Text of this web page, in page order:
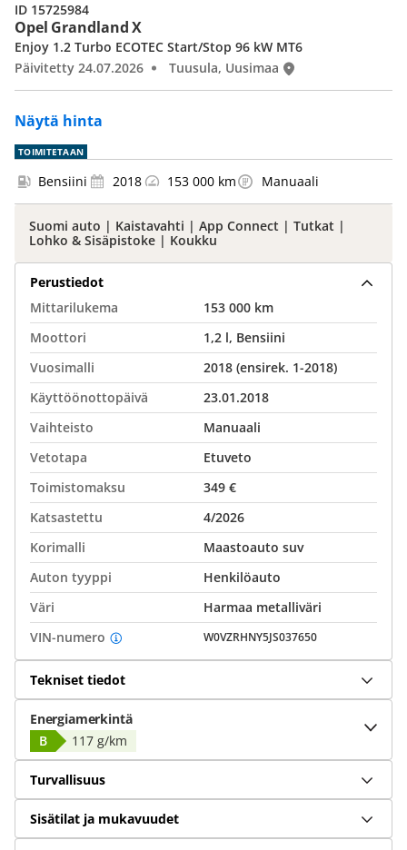
Opel Grandland X
Näytä hinta
Enjoy 1.2 Turbo ECOTEC Start/Stop 96 kW MT6
Päivitetty 24.07.2026
Tuusula, Uusimaa
ID 15725984
TOIMITETAAN
Bensiini 2018 153 000 km Manuaali
Suomi auto | Kaistavahti | App Connect | Tutkat |
Lohko & Sisäpistoke | Koukku
Perustiedot
Mittarilukema
153 000 km
Moottori
1,2 l, Bensiini
Vuosimalli
2018 (ensirek. 1-2018)
Käyttöönottopäivä
23.01.2018
Vaihteisto
Manuaali
Vetotapa
Etuveto
Toimistomaksu
349 €
Katsastettu
4/2026
Korimalli
Maastoauto suv
Auton tyyppi
Henkilöauto
Väri
Harmaa metalliväri
VIN-numero
W0VZRHNY5JS037650
Tekniset tiedot
Energiamerkintä
B
117 g/km
Turvallisuus
Sisätilat ja mukavuudet